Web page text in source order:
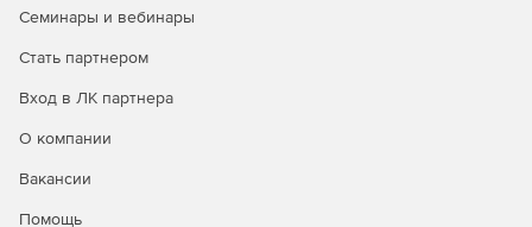
Семинары и вебинары
Стать партнером
Вход в ЛК партнера
О компании
Вакансии
Помощь